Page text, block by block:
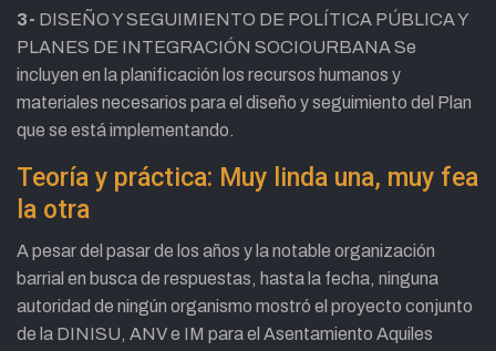
3- DISEÑO Y SEGUIMIENTO DE POLÍTICA PÚBLICA Y
PLANES DE INTEGRACIÓN SOCIOURBANA Se
incluyen en la planificación los recursos humanos y
materiales necesarios para el diseño y seguimiento del Plan
que se está implementando.
Teoría y práctica: Muy linda una, muy fea
la otra
A pesar del pasar de los años y la notable organización
barrial en busca de respuestas, hasta la fecha, ninguna
autoridad de ningún organismo mostró el proyecto conjunto
de la DINISU, ANV e IM para el Asentamiento Aquiles